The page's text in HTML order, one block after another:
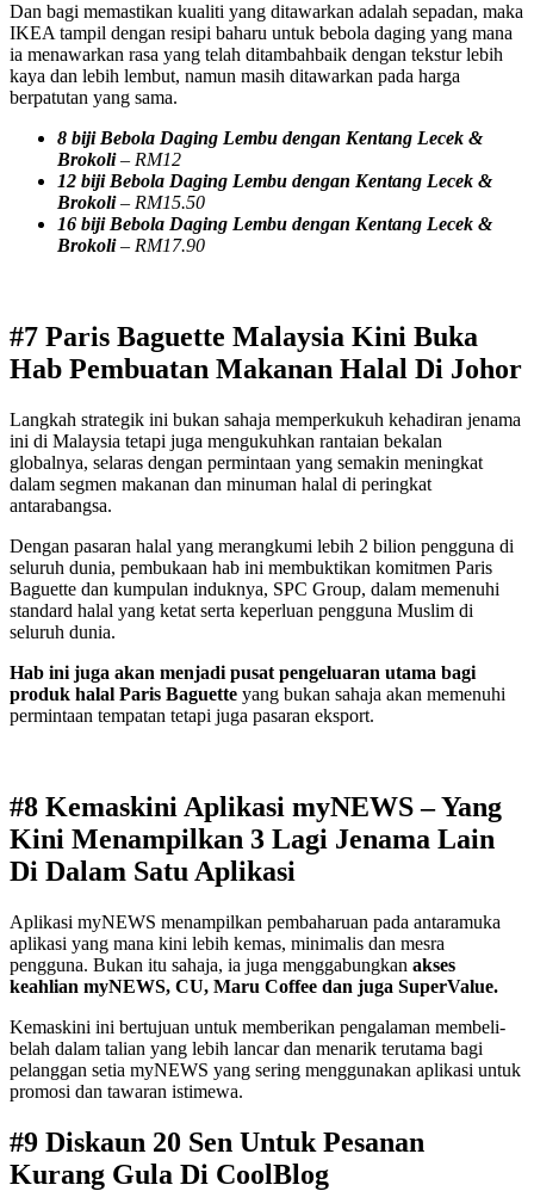
Dan bagi memastikan kualiti yang ditawarkan adalah sepadan, maka
IKEA tampil dengan resipi baharu untuk bebola daging yang mana
ia menawarkan rasa yang telah ditambahbaik dengan tekstur lebih
kaya dan lebih lembut, namun masih ditawarkan pada harga
berpatutan yang sama.
8 biji Bebola Daging Lembu dengan Kentang Lecek &
Brokoli– RM12
12 biji Bebola Daging Lembu dengan Kentang Lecek &
Brokoli– RM15.50
16 biji Bebola Daging Lembu dengan Kentang Lecek &
Brokoli– RM17.90
#7 Paris Baguette Malaysia Kini Buka
Hab Pembuatan Makanan Halal Di Johor
Langkah strategik ini bukan sahaja memperkukuh kehadiran jenama
ini di Malaysia tetapi juga mengukuhkan rantaian bekalan
globalnya, selaras dengan permintaan yang semakin meningkat
dalam segmen makanan dan minuman halal di peringkat
antarabangsa.
Dengan pasaran halal yang merangkumi lebih 2 bilion pengguna di
seluruh dunia, pembukaan hab ini membuktikan komitmen Paris
Baguette dan kumpulan induknya, SPC Group, dalam memenuhi
standard halal yang ketat serta keperluan pengguna Muslim di
seluruh dunia.
Hab ini juga akan menjadi pusat pengeluaran utama bagi
produk halal Paris Baguette yang bukan sahaja akan memenuhi
permintaan tempatan tetapi juga pasaran eksport.
#8 Kemaskini Aplikasi myNEWS – Yang
Kini Menampilkan 3 Lagi Jenama Lain
Di Dalam Satu Aplikasi
Aplikasi myNEWS menampilkan pembaharuan pada antaramuka
aplikasi yang mana kini lebih kemas, minimalis dan mesra
pengguna. Bukan itu sahaja, ia juga menggabungkan akses
keahlian myNEWS, CU, Maru Coffee dan juga SuperValue.
Kemaskini ini bertujuan untuk memberikan pengalaman membeli-
belah dalam talian yang lebih lancar dan menarik terutama bagi
pelanggan setia myNEWS yang sering menggunakan aplikasi untuk
promosi dan tawaran istimewa.
#9 Diskaun 20 Sen Untuk Pesanan
Kurang Gula Di CoolBlog